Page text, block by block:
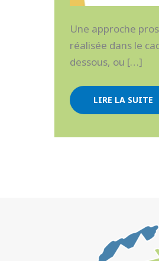
Une approche
réalisée dans le
dessous, ou […]
LIRE LA SUITE